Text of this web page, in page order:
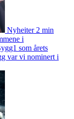
Nyheiter 2 min
i
som årets
var vi nominert i